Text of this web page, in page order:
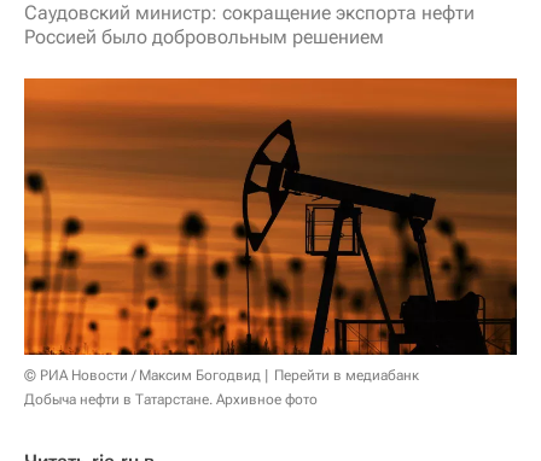
Саудовский министр: сокращение экспорта нефти
Россией было добровольным решением
© РИА Новости / Максим Богодвид
Перейти в медиабанк
Добыча нефти в Татарстане. Архивное фото